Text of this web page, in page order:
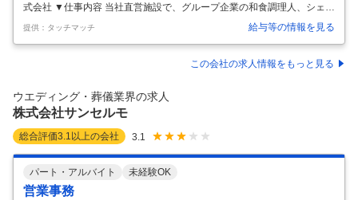
式会社 ▼仕事内容 当社直営施設で、グループ企業の和食調理人、シェ
フ、パティシエが作った出来立ての料理を配膳したり、お飲み物を提供
したりするお仕事です。 冠婚葬祭業のため、お客様にとって一生に一回
のシーンを、美味しい料理でおもてなしできるのが、仕事の魅力。 事前
にご予約内容が決まっているため、その場で料理の注文を受けることも
に働くスタッフは、１０代〜５０代。 新卒採用、中途採用、いずれも定
着率が高く、安心して長く働ける職場を探している方には、オススメの
環境…
提供：タッチマッチ 給与等の情報を見る
この会社の求人情報をもっと見る
ウエディング・葬儀業界の求人
株式会社サンセルモ
総合評価3.1 以上の会社 3.1
パート・アルバイト 未経験OK
営業事務